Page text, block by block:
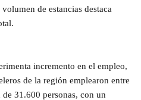
de estancias destaca
incremento en el empleo,
de la región emplearon entre
31.600 personas, con un